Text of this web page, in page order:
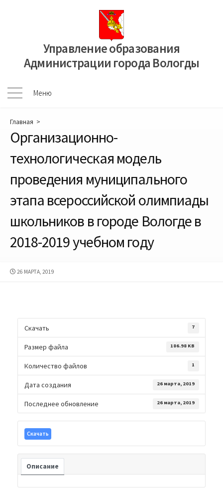
Управление образования
Администрации города Вологды
Меню
Меню
Главная >
Организационно-
технологическая модель
проведения муниципального
этапа всероссийской олимпиады
школьников в городе Вологде в
2018-2019 учебном году
ДАТА
26 МАРТА, 2019
Скачать 7
Размер файла 186.98 KB
Количество файлов 1
Дата создания 26 марта, 2019
Последнее обновление 26 марта, 2019
Скачать
Описание